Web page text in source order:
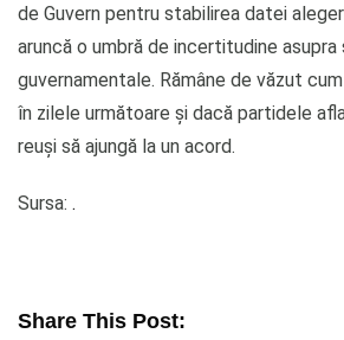
de Guvern pentru stabilirea datei
aruncă o umbră de incertitudine
guvernamentale. Rămâne de văzut
în zilele următoare și dacă partidele
reuși să ajungă la un acord.
Sursa: .
Share This Post: